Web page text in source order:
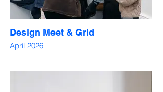
Design Meet & Grid
April 2026